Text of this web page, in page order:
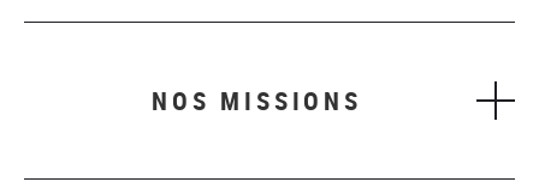
NOS MISSIONS